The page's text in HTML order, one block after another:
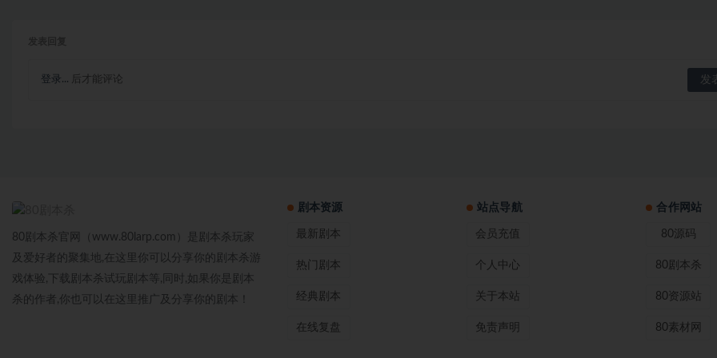
登录... 后才能评论
80剧本杀官网（www.80larp.com）是剧本杀玩家
及爱好者的聚集地,在这里你可以分享你的剧本杀游
戏体验,下载剧本杀试玩剧本等,同时,如果你是剧本
杀的作者,你也可以在这里推广及分享你的剧本！
剧本资源
最新剧本
热门剧本
经典剧本
在线复盘
站点导航
会员充值
个人中心
关于本站
免责声明
合作网站
80源码
80剧本杀
80资源站
80素材网